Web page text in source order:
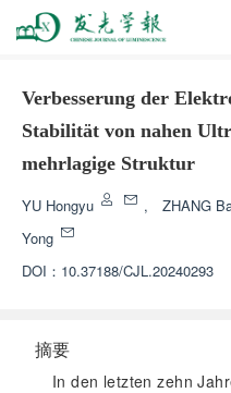
Verbesserung der
Stabilität von nahen
mehrlagige Struktur
YU Hongyu , ZHANG
Yong
DOI： 10.37188/CJL.20240293
摘要
In den letzten zehn